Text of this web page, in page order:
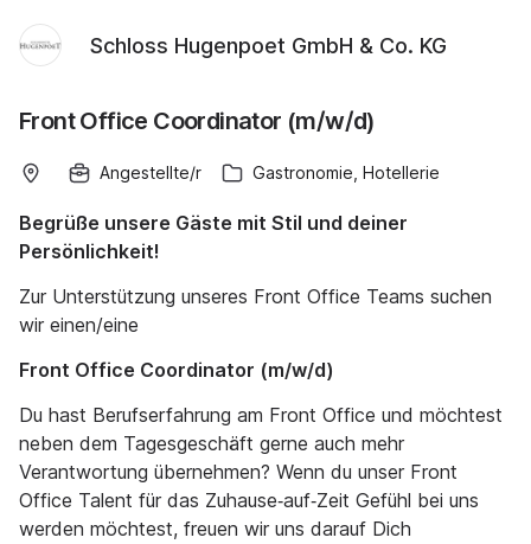
Schloss Hugenpoet GmbH & Co. KG
Front Office Coordinator (m/w/d)
Angestellte/r Gastronomie, Hotellerie
Begrüße unsere Gäste mit Stil und deiner
Persönlichkeit!
Zur Unterstützung unseres Front Office Teams suchen
wir einen/eine
Front Office Coordinator (m/w/d)
Du hast Berufserfahrung am Front Office und möchtest
neben dem Tagesgeschäft gerne auch mehr
Verantwortung übernehmen? Wenn du unser Front
Office Talent für das Zuhause‑auf‑Zeit Gefühl bei uns
werden möchtest, freuen wir uns darauf Dich